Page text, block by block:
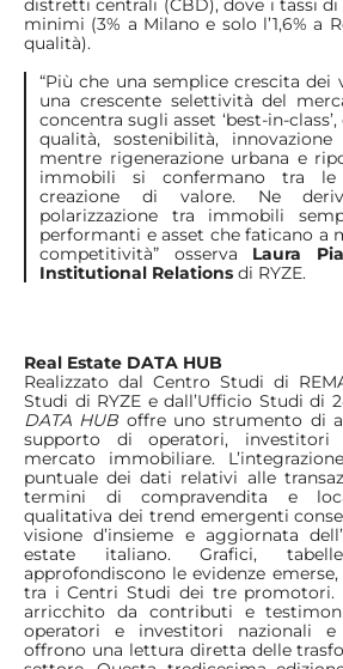
distretti centrali (CBD), dove i tassi
minimi (3% a Milano e solo l’1,6% a
qualità).
“Più che una semplice crescita dei
una crescente selettività del
concentra sugli asset ‘best-in-
qualità, sostenibilità, innovazione
mentre rigenerazione urbana e
immobili si confermano tra
creazione di valore. Ne
polarizzazione tra immobili
performanti e asset che faticano a
competitività” osserva Laura
Institutional Relations di RYZE.
Real Estate DATA HUB
Realizzato dal Centro Studi di
Studi di RYZE e dall’Ufficio Studi di
DATA HUBoffre uno strumento di
supporto di operatori, investitori
mercato immobiliare.
puntuale dei dati relativi alle
termini di compravendita e
qualitativa dei trend emergenti
visione d’insieme e aggiornata
estate italiano. Grafici,
approfondiscono le evidenze
tra i Centri Studi dei tre promotori.
arricchito da contributi e
operatori e investitori nazionali e
offrono una lettura diretta delle